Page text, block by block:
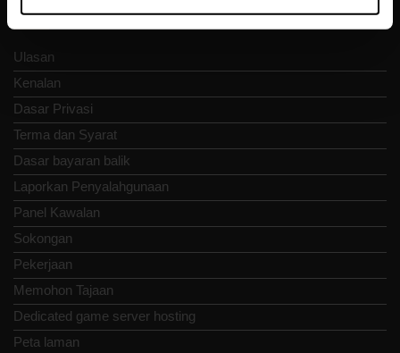
Nav Pantas
Ulasan
Kenalan
Dasar Privasi
Terma dan Syarat
Dasar bayaran balik
Laporkan Penyalahgunaan
Panel Kawalan
Sokongan
Pekerjaan
Memohon Tajaan
Dedicated game server hosting
Peta laman